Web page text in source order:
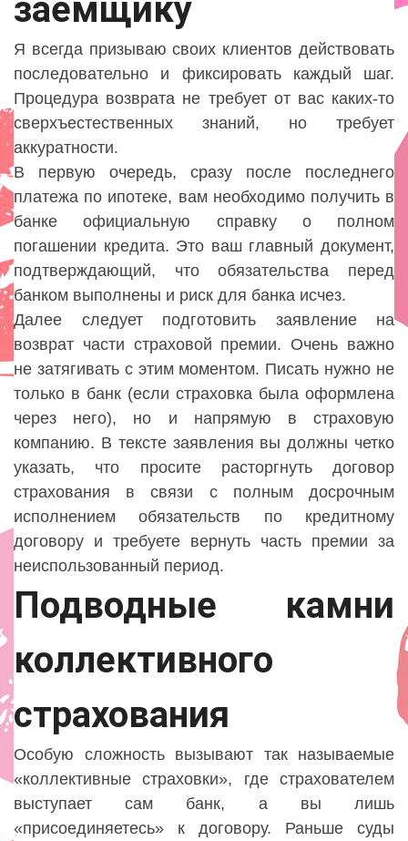
заемщику
Я всегда призываю своих клиентов действовать
последовательно и фиксировать каждый шаг.
Процедура возврата не требует от вас каких-то
сверхъестественных знаний, но требует
аккуратности.
В первую очередь, сразу после последнего
платежа по ипотеке, вам необходимо получить в
банке официальную справку о полном
погашении кредита. Это ваш главный документ,
подтверждающий, что обязательства перед
банком выполнены и риск для банка исчез.
Далее следует подготовить заявление на
возврат части страховой премии. Очень важно
не затягивать с этим моментом. Писать нужно не
только в банк (если страховка была оформлена
через него), но и напрямую в страховую
компанию. В тексте заявления вы должны четко
указать, что просите расторгнуть договор
страхования в связи с полным досрочным
исполнением обязательств по кредитному
договору и требуете вернуть часть премии за
неиспользованный период.
Подводные камни
коллективного
страхования
Особую сложность вызывают так называемые
«коллективные страховки», где страхователем
выступает сам банк, а вы лишь
«присоединяетесь» к договору. Раньше суды